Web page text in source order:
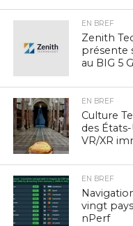
EN BREF
Zenith
présente
au BIG 5
EN BREF
Culture
des
VR/XR
EN BREF
vingt
nPerf